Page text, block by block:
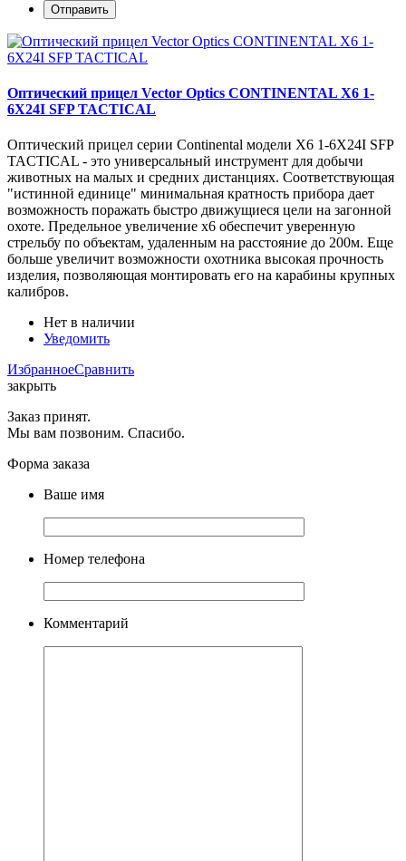
Оптический прицел Vector Optics CONTINENTAL X6 1-
6X24I SFP TACTICAL
Оптический прицел серии Continental модели X6 1-6X24I SFP
TACTICAL - это универсальный инструмент для добычи
животных на малых и средних дистанциях. Соответствующая
"истинной единице" минимальная кратность прибора дает
возможность поражать быстро движущиеся цели на загонной
охоте. Предельное увеличение х6 обеспечит уверенную
стрельбу по объектам, удаленным на расстояние до 200м. Еще
больше увеличит возможности охотника высокая прочность
изделия, позволяющая монтировать его на карабины крупных
калибров.
Нет в наличии
Уведомить
ИзбранноеСравнить
закрыть
Заказ принят.
Мы вам позвоним. Спасибо.
Форма заказа
Ваше имя
Номер телефона
Комментарий